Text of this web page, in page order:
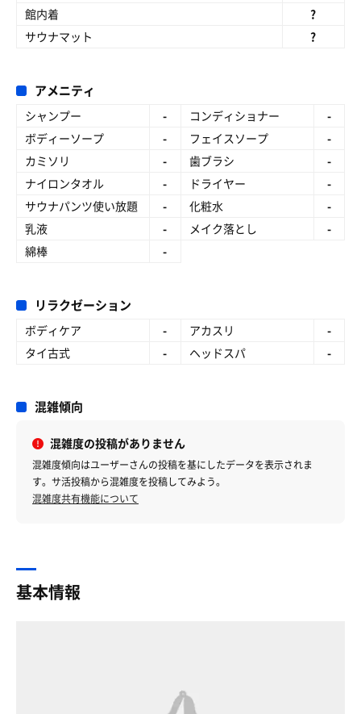
館内着
?
サウナマット
?
アメニティ
シャンプー - コンディショナー
-
ボディーソープ
- フェイスソープ
-
カミソリ
- 歯ブラシ
-
ナイロンタオル
- ドライヤー
-
サウナパンツ使い放題
- 化粧水
-
乳液
- メイク落とし
-
綿棒
-
リラクゼーション
ボディケア - アカスリ
-
タイ古式
- ヘッドスパ -
混雑傾向
混雑度の投稿がありません
混雑度傾向はユーザーさんの投稿を基にしたデータを表示されま
す。サ活投稿から混雑度を投稿してみよう。
混雑度共有機能について
基本情報